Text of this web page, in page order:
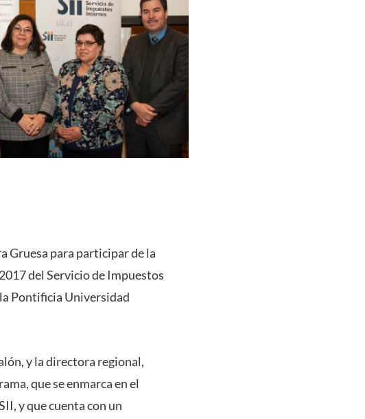
Gruesa para participar de la
del Servicio de Impuestos
Pontificia Universidad
y la directora regional,
que se enmarca en el
y que cuenta con un